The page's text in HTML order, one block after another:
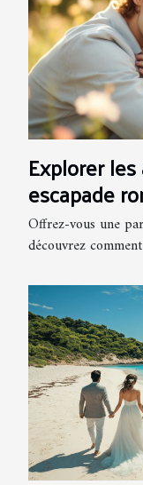
Explorer
escapade
relation de
Offrez-vous une
découvrez